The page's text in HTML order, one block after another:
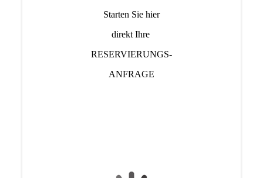
Starten Sie hier
direkt Ihre
RESERVIERUNGS-
ANFRAGE